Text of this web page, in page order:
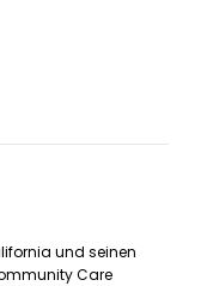
und seinen
Care